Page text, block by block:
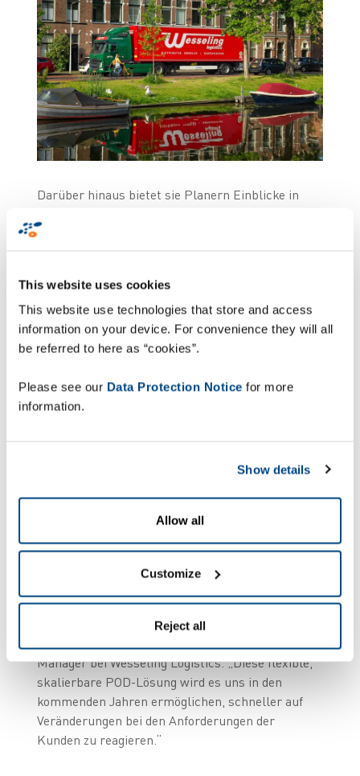
This website uses cookies
This website use technologies that store and access
information on your device. For convenience they will all
be referred to here as “cookies”.
Please see our Data Protection Notice for more
information.
Show details
Allow all
Customize
Reject all
Darüber hinaus bietet sie Planern Einblicke in
System lässt sich außerdem leicht um neue
verfügt ZetesChronos über eine verbesserte
geografische Karte zur Überwachung von
Geoposition und Routenfortschritt der Fahrzeuge.
Darüber hinaus wird Zetes 118 robuste mobile
rundum optimal ausgestattet ist.
Lage, alle Lieferungen auch außerhalb des
Fahrzeugs zu verfolgen und die Kunden bei
Änderungen proaktiv zu informieren. „Mit
die Transparenz, Rückverfolgbarkeit und
Zuverlässigkeit unserer Lieferungen weiter
optimieren“, freut sich Arie van Duijn, IT-
Manager bei Wesseling Logistics. „Diese flexible,
skalierbare POD-Lösung wird es uns in den
kommenden Jahren ermöglichen, schneller auf
Veränderungen bei den Anforderungen der
Kunden zu reagieren.“